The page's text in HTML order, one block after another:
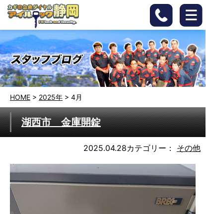
HOME > 2025年 > 4月
湖西市 金庫開錠
2025.04.28カテゴリー： その他